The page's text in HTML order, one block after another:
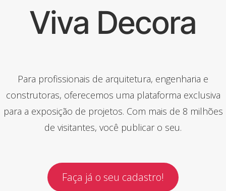
Viva Decora
Para profissionais de arquitetura, engenharia e
construtoras, oferecemos uma plataforma exclusiva
para a exposição de projetos. Com mais de 8 milhões
de visitantes, você publicar o seu.
Faça já o seu cadastro!